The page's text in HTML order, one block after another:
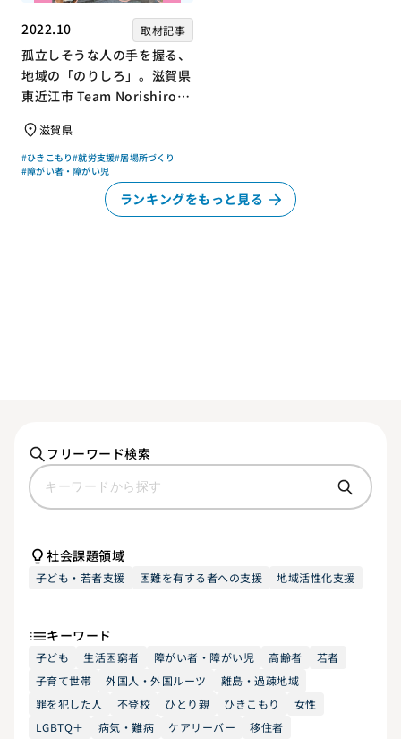
2022.10 取材記事
孤立しそうな人の手を握る、
地域の「のりしろ」。滋賀県
東近江市 Team Norishiroの
滋賀県
#ひきこもり#就労支援#居場所づくり
#障がい者・障がい児
ランキングをもっと見る
フリーワード検索
社会課題領域
子ども・若者支援 困難を有する者への支援 地域活性化支援
キーワード
子ども 生活困窮者 障がい者・障がい児 高齢者
若者
子育て世帯
外国人・外国ルーツ
離島・過疎地域
罪を犯した人
不登校 ひとり親 ひきこもり
女性
LGBTQ＋
病気・難病 ケアリーバー
移住者